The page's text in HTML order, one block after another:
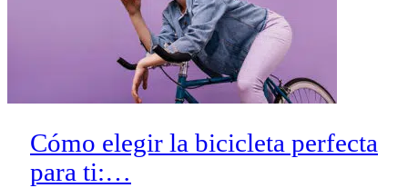
Cómo elegir la bicicleta perfecta
para ti:…